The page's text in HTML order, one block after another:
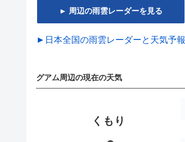
► 周辺の雨雲レーダーを見る
►日本全国の雨雲レーダーと天気予報
グアム周辺の現在の天気
くもり